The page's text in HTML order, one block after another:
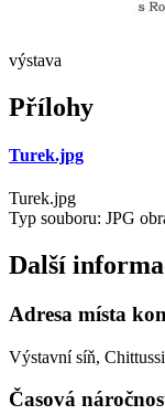
výstava
Přílohy
Turek.jpg
Turek.jpg
Typ souboru: JPG
Další
Adresa místa
Výstavní síň,
Časová